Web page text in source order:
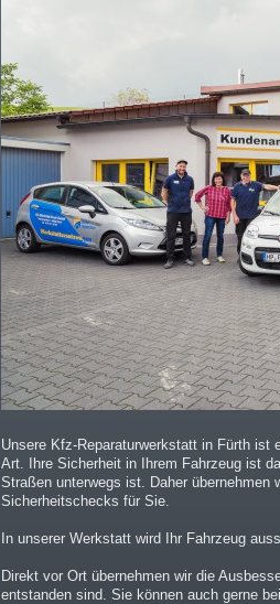
Unsere Kfz-Reparaturwerkstatt in Fürth ist
Art. Ihre Sicherheit in Ihrem Fahrzeug ist
Straßen unterwegs ist. Daher übernehmen
Sicherheitschecks für Sie.
In unserer Werkstatt wird Ihr Fahrzeug
Direkt vor Ort übernehmen wir die
entstanden sind. Sie können auch gerne